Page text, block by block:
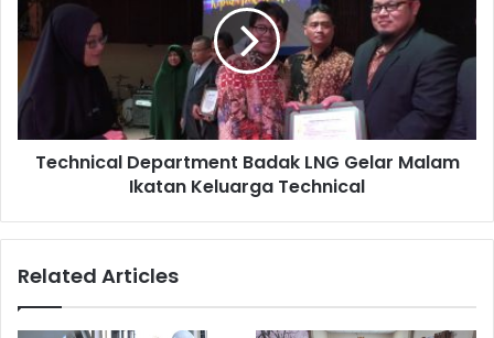
Nantinya bantuan tersebut akan di kirimkan langsung ke
Kelurahan Taipa, Kecamatan Palu Utara, Kota Palu
menggunakan kapal yang akan berangkat dari Pelabuhan
Marangkayu.
LNG
Gelar
Malam
Ikatan
Keluarga
Technical
Technical Department Badak LNG Gelar Malam
Ikatan Keluarga Technical
Related Articles